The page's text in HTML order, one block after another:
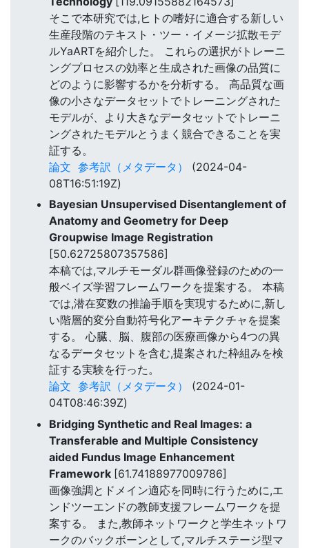
そこで本研究では,ヒトの嗜好に適合する新しい
生産段階のテキスト・ツー・イメージ拡散モデ
ルYaARTを紹介した。 これらの選択がトレーニ
ングプロセスの効率と生成された画像の品質に
どのように影響するかを分析する。 高品質な画
像の小さなデータセットでトレーニングされた
モデルが、より大きなデータセットでトレーニ
ングされたモデルとうまく競合できることを実
証する。
論文 参考訳（メタデータ）
(2024-04-
08T16:51:19Z)
Bayesian Unsupervised Disentanglement of
Anatomy and Geometry for Deep
Groupwise Image Registration
[50.62725807357586]
本稿では,マルチモーダル群画像登録のための一
般ベイズ学習フレームワークを提案する。 本稿
では,潜在変数の推論手順を実現するために,新し
い階層的変分自動符号化アーキテクチャを提案
する。 心臓、脳、腹部の医療画像から4つの異
なるデータセットを含む,提案された枠組みを検
証する実験を行った。
論文 参考訳（メタデータ）
(2024-01-
04T08:46:39Z)
Bridging Synthetic and Real Images: a
Transferable and Multiple Consistency
aided Fundus Image Enhancement
Framework [61.74188977009786]
画像強調とドメイン適応を同時に行うために,エ
ンドツーエンドの教師支援フレームワークを提
案する。 また,教師ネットワークと学生ネットワ
ークのバックボーンとして,マルチステージ型マ